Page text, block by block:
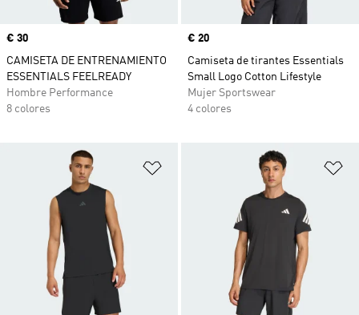
Precio
€ 30
CAMISETA DE ENTRENAMIENTO
ESSENTIALS FEELREADY
Hombre Performance
8 colores
Precio
€ 20
Camiseta de tirantes Essentials
Small Logo Cotton Lifestyle
Mujer Sportswear
4 colores
Añadir a la lista de deseos